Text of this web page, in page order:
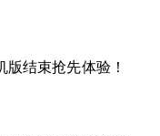
版结束抢先体验！